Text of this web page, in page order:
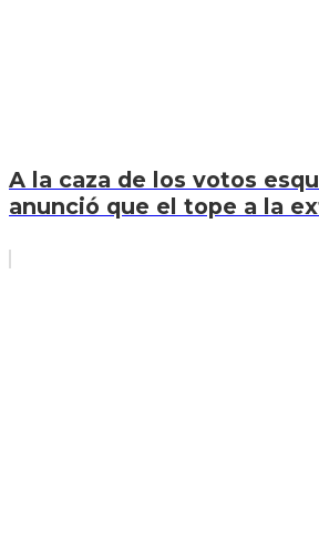
A la caza de los votos
anunció que el tope a la